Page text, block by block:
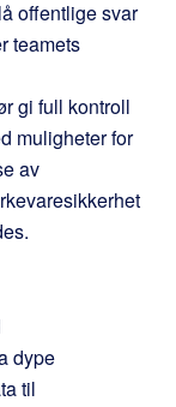
offentlige svar
teamets
gi full kontroll
muligheter for
av
dype
til